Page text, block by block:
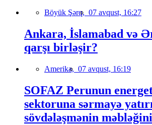
Böyük Şərq, 07 avqust, 16:27
Ankara, İslamabad və
qarşı birləşir?
Amerika, 07 avqust, 16:19
SOFAZ Perunun
sektoruna sərmayə
sövdələşmənin